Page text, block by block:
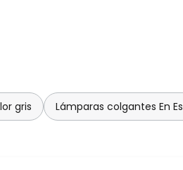
gris Lámparas colgantes En